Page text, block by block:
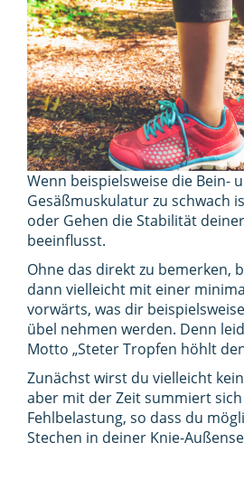
Wenn beispielsweise die Bein-
Gesäßmuskulatur zu schwach
oder Gehen die Stabilität
beeinflusst.
Ohne das direkt zu bemerken,
dann vielleicht mit einer
vorwärts, was dir
übel nehmen werden. Denn
Motto „Steter Tropfen höhlt
Zunächst wirst du vielleicht
aber mit der Zeit summiert
Fehlbelastung, so dass du
Stechen in deiner Knie-